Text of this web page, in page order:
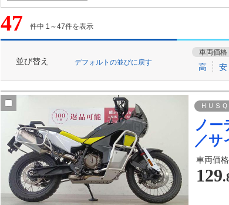
47 件中 1～47件を表示
並び替え デフォルトの並びに戻す
車両価格
高 安
ＨＵＳ
ノ
／サ
車両価格
129